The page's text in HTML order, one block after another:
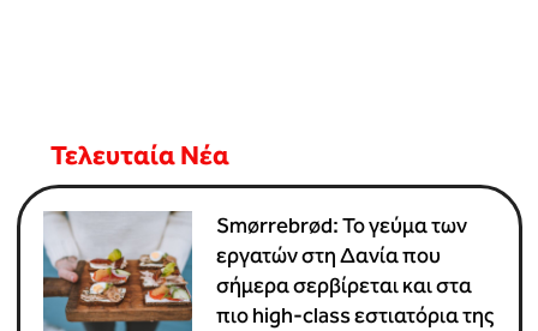
Τελευταία Νέα
Smørrebrød: Το γεύμα των
εργατών στη Δανία που
σήμερα σερβίρεται και στα
πιο high-class εστιατόρια της